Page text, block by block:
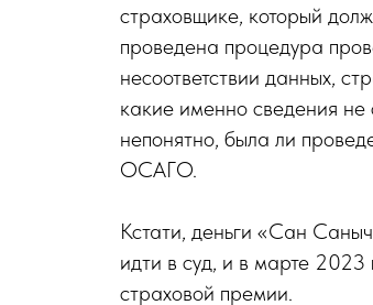
страховщике, который
проведена процедура
несоответствии данных,
какие именно сведения не
непонятно, была ли
ОСАГО.
Кстати, деньги «Сан
идти в суд, и в марте
страховой премии.